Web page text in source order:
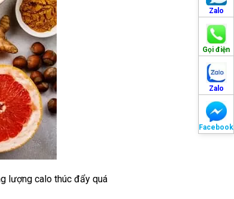
Zalo
Gọi điện
Zalo
Facebook
lượng calo thúc đẩy quá